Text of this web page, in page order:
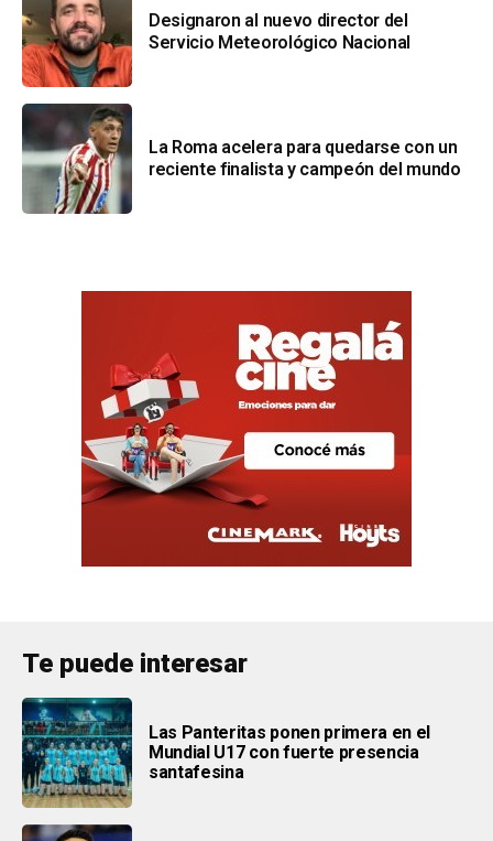
Designaron al nuevo director del
Servicio Meteorológico Nacional
La Roma acelera para quedarse con un
reciente finalista y campeón del mundo
Te puede interesar
Las Panteritas ponen primera en el
Mundial U17 con fuerte presencia
santafesina